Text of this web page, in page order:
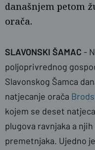
današnjem petom
orača.
SLAVONSKI ŠAMAC -
poljoprivrednog
Slavonskog Šamca
natjecanje orača
kojem se deset
plugova ravnjaka a
premetnjaka. Ujedno